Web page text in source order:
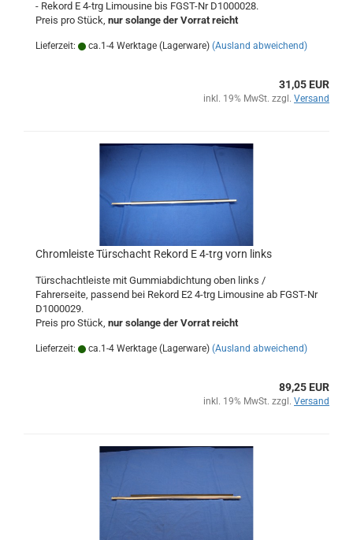
- Rekord E 4-trg Limousine bis FGST-Nr D1000028.
Preis pro Stück, nur solange der Vorrat reicht
Lieferzeit: ca.1-4 Werktage (Lagerware) (Ausland abweichend)
31,05 EUR
inkl. 19% MwSt. zzgl. Versand
Chromleiste Türschacht Rekord E 4-trg vorn links
Türschachtleiste mit Gummiabdichtung oben links /
Fahrerseite, passend bei Rekord E2 4-trg Limousine ab FGST-Nr
D1000029.
Preis pro Stück, nur solange der Vorrat reicht
Lieferzeit: ca.1-4 Werktage (Lagerware) (Ausland abweichend)
89,25 EUR
inkl. 19% MwSt. zzgl. Versand